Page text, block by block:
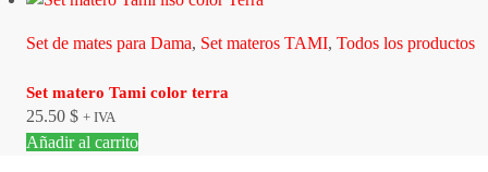
Set de mates para Dama, Set materos TAMI, Todos los productos
Set matero Tami color terra
25.50 $ + IVA
Añadir al carrito